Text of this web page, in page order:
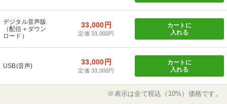
デジタル音声版
（配信＋ダウン
ロード）
33,000円
定価 33,000円
カートに
入れる
USB(音声) 33,000円
定価 33,000円
カートに
入れる
※表示は全て税込（10%）価格です。